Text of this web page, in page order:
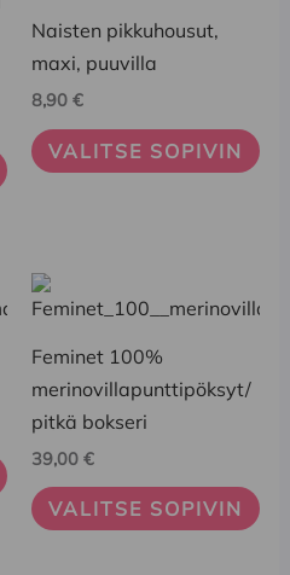
Naisten pikkuhousut,
maxi, puuvilla
8,90 €
VALITSE SOPIVIN
useampi
muunnelma.
Voit
tehdä
sivulla.
Feminet 100%
merinovillapunttipöksyt/
pitkä bokseri
39,00 €
VALITSE SOPIVIN
Tällä
tuotteella
on
useampi
muunnelma.
Voit
tehdä
valinnat